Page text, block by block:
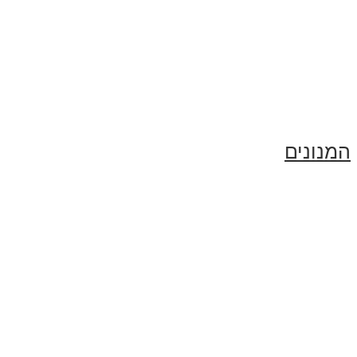
המנונים